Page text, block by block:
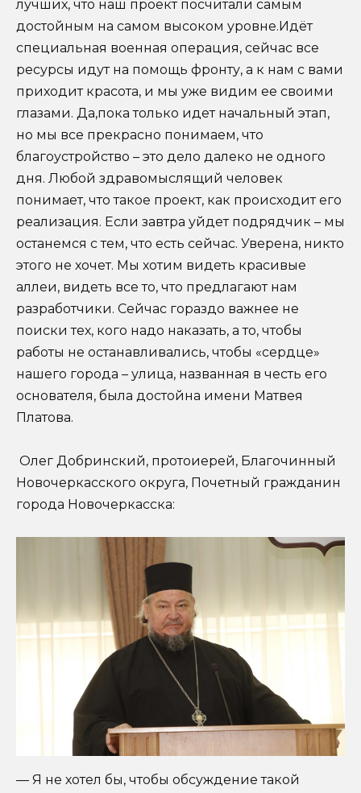
лучших, что наш проект посчитали самым
достойным на самом высоком уровне.Идёт
специальная военная операция, сейчас все
ресурсы идут на помощь фронту, а к нам с вами
приходит красота, и мы уже видим ее своими
глазами. Да,пока только идет начальный этап,
но мы все прекрасно понимаем, что
благоустройство – это дело далеко не одного
дня. Любой здравомыслящий человек
понимает, что такое проект, как происходит его
реализация. Если завтра уйдет подрядчик – мы
останемся с тем, что есть сейчас. Уверена, никто
этого не хочет. Мы хотим видеть красивые
аллеи, видеть все то, что предлагают нам
разработчики. Сейчас гораздо важнее не
поиски тех, кого надо наказать, а то, чтобы
работы не останавливались, чтобы «сердце»
нашего города – улица, названная в честь его
основателя, была достойна имени Матвея
Платова.
Олег Добринский, протоиерей, Благочинный
Новочеркасского округа, Почетный гражданин
города Новочеркасска:
— Я не хотел бы, чтобы обсуждение такой